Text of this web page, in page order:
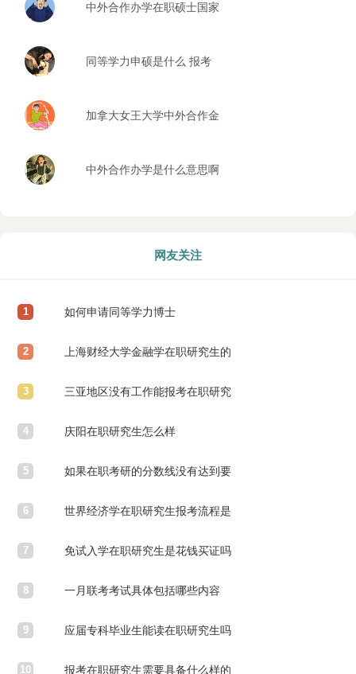
中外合作办学在职硕士国家
同等学力申硕是什么 报考
加拿大女王大学中外合作金
中外合作办学是什么意思啊
网友关注
1 如何申请同等学力博士
2 上海财经大学金融学在职研究生的
学费及学制各是多少
3 三亚地区没有工作能报考在职研究
生吗
4 庆阳在职研究生怎么样
5 如果在职考研的分数线没有达到要
求该怎么办
6 世界经济学在职研究生报考流程是
什么
7 免试入学在职研究生是花钱买证吗
8 一月联考考试具体包括哪些内容
9 应届专科毕业生能读在职研究生吗
10 报考在职研究生需要具备什么样的